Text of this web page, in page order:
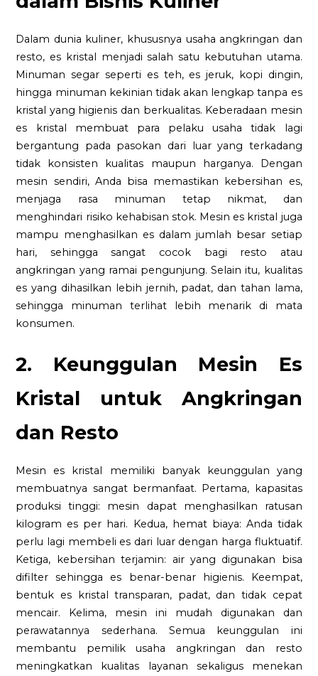
Dalam dunia kuliner, khususnya usaha angkringan dan
resto, es kristal menjadi salah satu kebutuhan utama.
Minuman segar seperti es teh, es jeruk, kopi dingin,
hingga minuman kekinian tidak akan lengkap tanpa es
kristal yang higienis dan berkualitas. Keberadaan mesin
es kristal membuat para pelaku usaha tidak lagi
bergantung pada pasokan dari luar yang terkadang
tidak konsisten kualitas maupun harganya. Dengan
mesin sendiri, Anda bisa memastikan kebersihan es,
menjaga rasa minuman tetap nikmat, dan
menghindari risiko kehabisan stok. Mesin es kristal juga
mampu menghasilkan es dalam jumlah besar setiap
hari, sehingga sangat cocok bagi resto atau
angkringan yang ramai pengunjung. Selain itu, kualitas
es yang dihasilkan lebih jernih, padat, dan tahan lama,
sehingga minuman terlihat lebih menarik di mata
konsumen.
2. Keunggulan Mesin Es
Kristal untuk Angkringan
dan Resto
Mesin es kristal memiliki banyak keunggulan yang
membuatnya sangat bermanfaat. Pertama, kapasitas
produksi tinggi: mesin dapat menghasilkan ratusan
kilogram es per hari. Kedua, hemat biaya: Anda tidak
perlu lagi membeli es dari luar dengan harga fluktuatif.
Ketiga, kebersihan terjamin: air yang digunakan bisa
difilter sehingga es benar-benar higienis. Keempat,
bentuk es kristal transparan, padat, dan tidak cepat
mencair. Kelima, mesin ini mudah digunakan dan
perawatannya sederhana. Semua keunggulan ini
membantu pemilik usaha angkringan dan resto
meningkatkan kualitas layanan sekaligus menekan